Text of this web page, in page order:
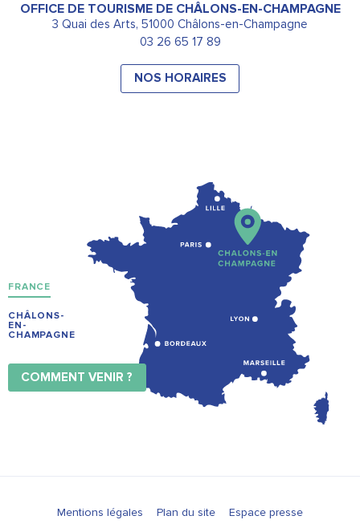
OFFICE DE TOURISME DE CHÂLONS-EN-CHAMPAGNE
3 Quai des Arts, 51000 Châlons-en-Champagne
03 26 65 17 89
NOS HORAIRES
FRANCE
CHÂLONS-
EN-
CHAMPAGNE
COMMENT VENIR ?
Mentions légales Plan du site Espace presse